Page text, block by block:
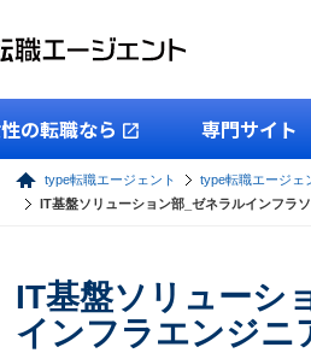
の転職なら 専門サイト
type転職エージェント type転職エージェ
IT基盤ソリューション部_ゼネラルインフラ
IT基盤ソリューシ
インフラエンジニ